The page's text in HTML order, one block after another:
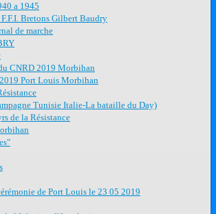
a 1945
Bretons Gilbert Baudry
de marche
CNRD 2019 Morbihan
Port Louis Morbihan
Tunisie Italie-La bataille du Day)
de la Résistance
de Port Louis le 23 05 2019